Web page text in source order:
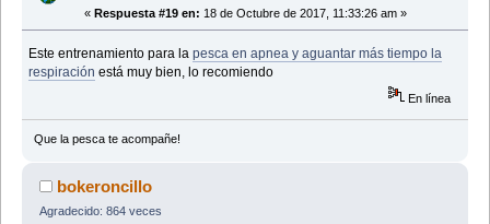
« Respuesta #19 en: 18 de Octubre de 2017, 11:33:26 am »
Este entrenamiento para lapesca en apnea y aguantar más tiempo la
respiración está muy bien, lo recomiendo
En línea
Que la pesca te acompañe!
bokeroncillo
Agradecido: 864 veces